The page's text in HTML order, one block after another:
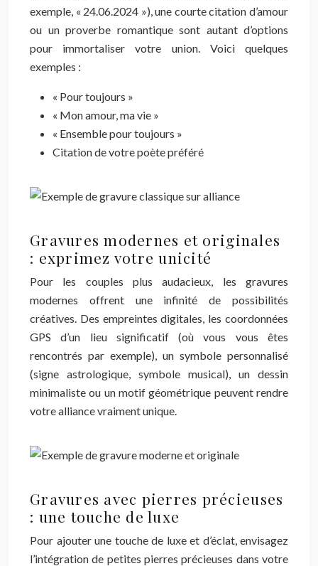
exemple, « 24.06.2024 »), une courte citation d’amour
ou un proverbe romantique sont autant d’options
pour immortaliser votre union. Voici quelques
exemples :
« Pour toujours »
« Mon amour, ma vie »
« Ensemble pour toujours »
Citation de votre poète préféré
Gravures modernes et originales
: exprimez votre unicité
Pour les couples plus audacieux, les gravures
modernes offrent une infinité de possibilités
créatives. Des empreintes digitales, les coordonnées
GPS d’un lieu significatif (où vous vous êtes
rencontrés par exemple), un symbole personnalisé
(signe astrologique, symbole musical), un dessin
minimaliste ou un motif géométrique peuvent rendre
votre alliance vraiment unique.
Gravures avec pierres précieuses
: une touche de luxe
Pour ajouter une touche de luxe et d’éclat, envisagez
l’intégration de petites pierres précieuses dans votre